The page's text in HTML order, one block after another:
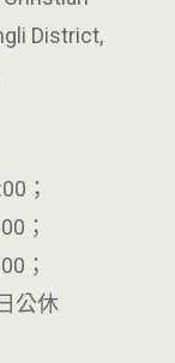
District,
；
休